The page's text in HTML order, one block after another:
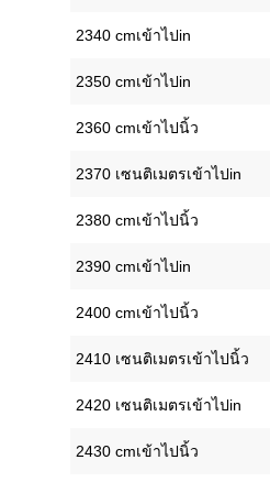
2340 cmเข้าไปin
2350 cmเข้าไปin
2360 cmเข้าไปนิ้ว
2370 เซนติเมตรเข้าไปin
2380 cmเข้าไปนิ้ว
2390 cmเข้าไปin
2400 cmเข้าไปนิ้ว
2410 เซนติเมตรเข้าไปนิ้ว
2420 เซนติเมตรเข้าไปin
2430 cmเข้าไปนิ้ว